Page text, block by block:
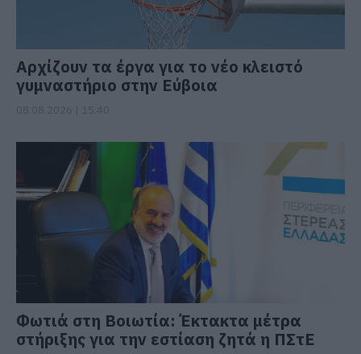
Αρχίζουν τα έργα για το νέο κλειστό
γυμναστήριο στην Εύβοια
Φωτιά στη Βοιωτία: Έκτακτα μέτρα
στήριξης για την εστίαση ζητά η ΠΣτΕ